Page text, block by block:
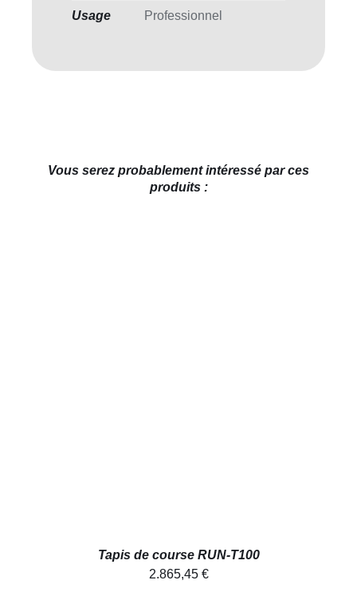
Usage Professionnel
Vous serez probablement intéressé par ces
produits :
Tapis de course RUN-T100
2.865,45 €